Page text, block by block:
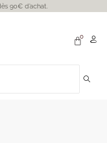
90€ d’achat.